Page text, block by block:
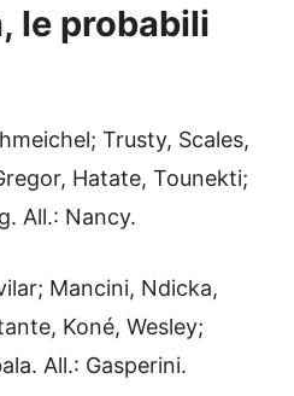
le probabili
Trusty, Scales,
Hatate, Tounekti;
All.: Nancy.
Mancini, Ndicka,
Koné, Wesley;
All.: Gasperini.